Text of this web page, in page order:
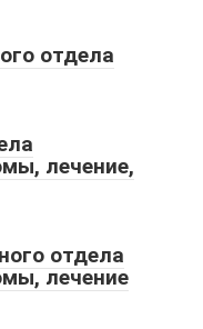
отдела
лечение,
отдела
лечение